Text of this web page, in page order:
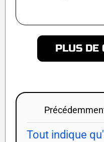
PLUS DE
Tout indique